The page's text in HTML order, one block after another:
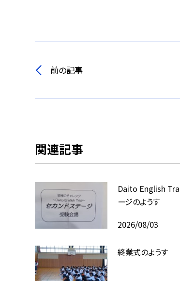
前の記事
関連記事
Daito English
ージのようす
2026/08/03
終業式のようす